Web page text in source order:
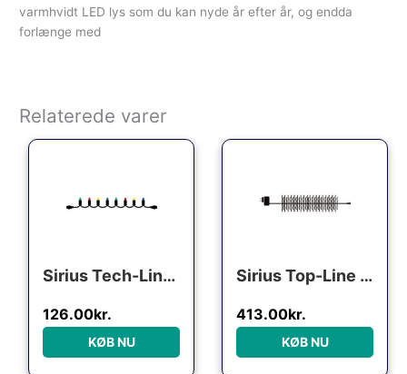
varmhvidt LED lys som du kan nyde år efter år, og endda
forlænge med
Relaterede varer
Sirius Tech-Line udendørs lyskæde, 45 farvede lys, 4,5 meter, forlænger
Den oprindelige pris var: 137.00kr..
126.00kr.
Den aktuelle pris er: 126.00kr..
KØB NU
Sirius Top-Line Ultra Plus Cluster udendørs lyskæde, 500 varm hvide lys, 3 meter, startsæt
413.00kr.
KØB NU